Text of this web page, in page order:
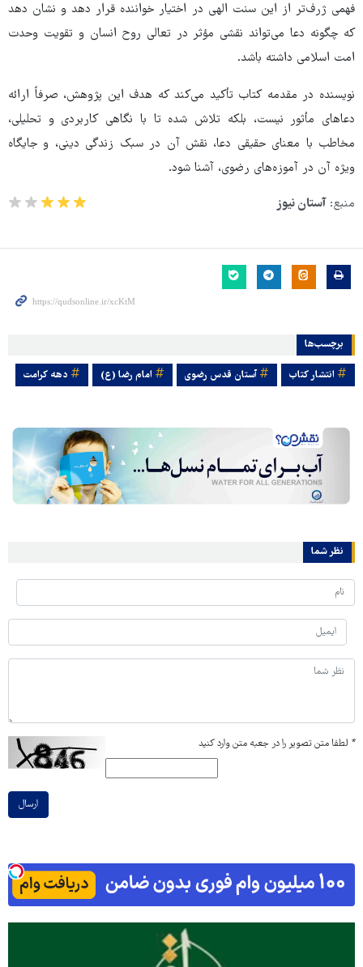
فهمی ژرف‌تر از این سنت الهی در اختیار خواننده قرار دهد و نشان دهد
که چگونه دعا می‌تواند نقشی مؤثر در تعالی روح انسان و تقویت وحدت
امت اسلامی داشته باشد.
نویسنده در مقدمه کتاب تأکید می‌کند که هدف این پژوهش، صرفاً ارائه
دعاهای مأثور نیست، بلکه تلاش شده تا با نگاهی کاربردی و تحلیلی،
مخاطب با معنای حقیقی دعا، نقش آن در سبک زندگی دینی، و جایگاه
ویژه آن در آموزه‌های رضوی، آشنا شود.
منبع: آستان نیوز
برچسب‌ها
انتشار کتاب آستان قدس رضوی امام رضا (ع) دهه کرامت
نظر شما
* لطفا متن تصویر را در جعبه متن وارد کنید
ارسال